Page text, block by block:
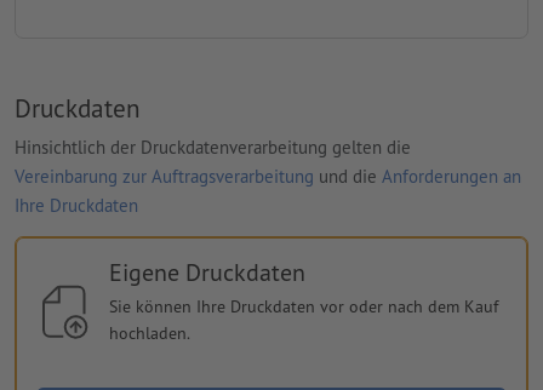
Druckdaten
Hinsichtlich der Druckdatenverarbeitung gelten die
Vereinbarung zur Auftragsverarbeitung und die Anforderungen an
Ihre Druckdaten
Eigene Druckdaten
Sie können Ihre Druckdaten vor oder nach dem Kauf
hochladen.